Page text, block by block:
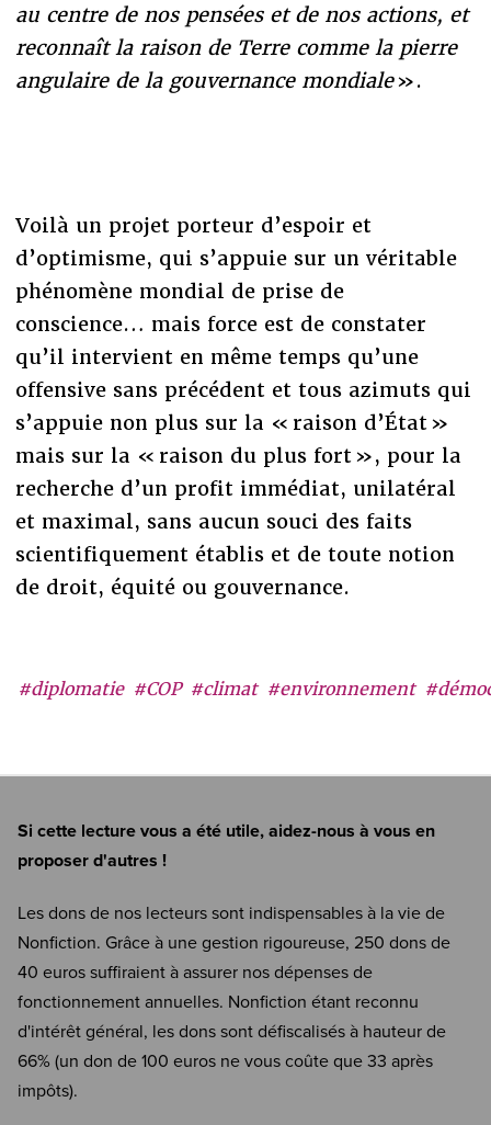
#diplomatie #COP #climat #environnement
au centre de nos pensées et de nos actions, et
reconnaît la raison de Terre comme la pierre
angulaire de la gouvernance mondiale».
Voilà un projet porteur d’espoir et
d’optimisme, qui s’appuie sur un véritable
phénomène mondial de prise de
conscience… mais force est de constater
qu’il intervient en même temps qu’une
offensive sans précédent et tous azimuts qui
s’appuie non plus sur la « raison d’État »
mais sur la « raison du plus fort », pour la
recherche d’un profit immédiat, unilatéral
et maximal, sans aucun souci des faits
scientifiquement établis et de toute notion
de droit, équité ou gouvernance.
Si cette lecture vous a été utile, aidez-nous à vous en
proposer d'autres !
Les dons de nos lecteurs sont indispensables à la vie de
Nonfiction. Grâce à une gestion rigoureuse, 250 dons de
40 euros suffiraient à assurer nos dépenses de
fonctionnement annuelles. Nonfiction étant reconnu
d'intérêt général, les dons sont défiscalisés à hauteur de
66% (un don de 100 euros ne vous coûte que 33 après
impôts).